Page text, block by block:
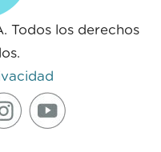
Todos los derechos